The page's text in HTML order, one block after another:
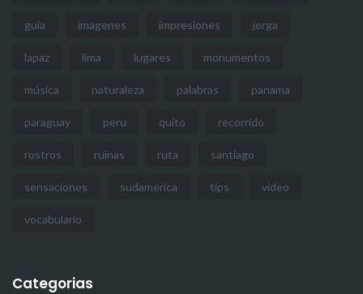
guia imagenes impresiones jerga
lapaz lima lugares monumentos
música naturaleza palabras panama
paraguay peru quito recorrido
rostros ruinas ruta santiago
sensaciones sudamerica tips video
vocabulario
Categorias